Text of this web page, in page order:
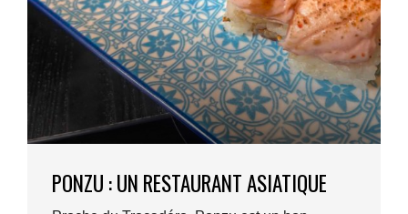
PONZU : UN RESTAURANT ASIATIQUE